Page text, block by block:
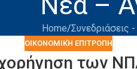
Home Συνεδριάσεις
ΟΙΚΟΝΟΜΙΚΉ ΕΠΙΤΡΟΠΗ
των